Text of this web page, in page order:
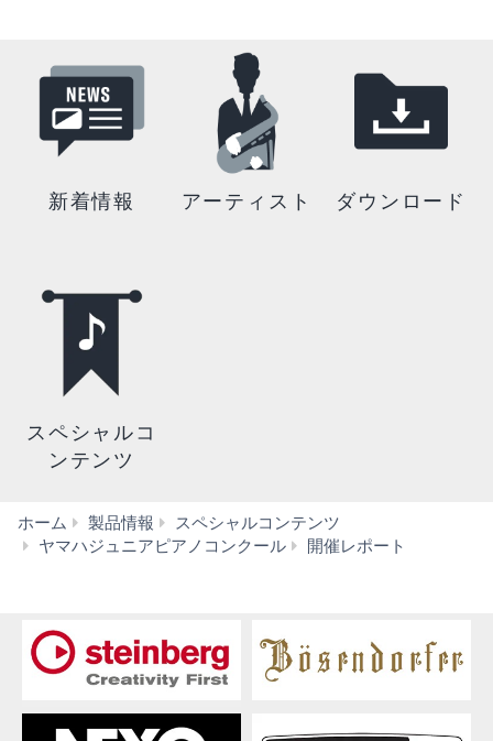
新着情報 アーティスト ダウンロード
スペシャルコ
ンテンツ
ホーム 製品情報
スペシャルコンテンツ
ヤマハジュニアピアノコンクール
開催レポート
ン